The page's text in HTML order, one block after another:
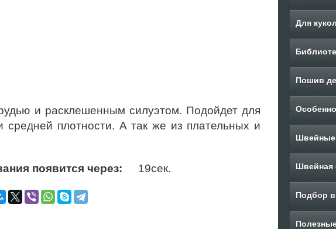
и расклешенным силуэтом. Подойдет для
плотности. А так же из плательных и
появится через: 18сек.
Для кукол
Пошив
Швейные
Швейная
Подбор